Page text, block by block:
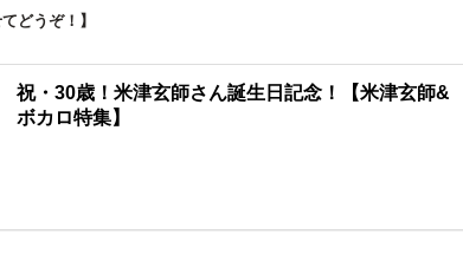
どうぞ！】
祝・30歳！米津玄師さん誕生日記念！【米津玄師&
ボカロ特集】